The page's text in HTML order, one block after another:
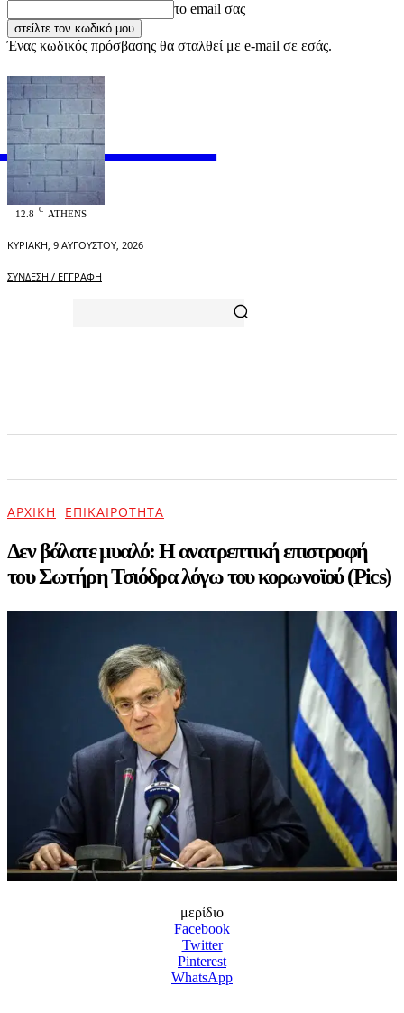
το email σας
Ένας κωδικός πρόσβασης θα σταλθεί με e-mail σε εσάς.
OFFICIAL
12.8 C ATHENS
ΚΥΡΙΑΚΉ, 9 ΑΥΓΟΎΣΤΟΥ, 2026
ΣΎΝΔΕΣΗ / ΕΓΓΡΑΦΉ
ΑΡΧΙΚΉ ΕΠΙΚΑΙΡΌΤΗΤΑ
Δεν βάλατε μυαλό: Η ανατρεπτική επιστροφή
του Σωτήρη Τσιόδρα λόγω του κορωνοϊού (Pics)
μερίδιο
Facebook
Twitter
Pinterest
WhatsApp